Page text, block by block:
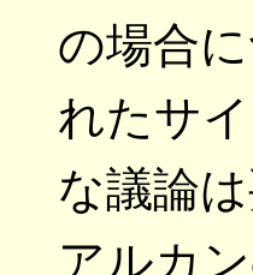
の場合
れたサ
な議論
アルカ